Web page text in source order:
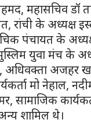
महासचिव डॉ
रांची के अध्यक्ष
पंचायत के
युवा मंच के
अधिवक्ता अजहर
मो नेहाल,
शामिल थे।